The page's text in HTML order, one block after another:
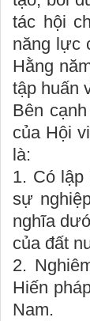
tác hội
năng lực
Hằng
tập huấn
Bên
của Hội
là:
1. Có
sự
nghĩa
của đất
2.
Hiến
Nam.